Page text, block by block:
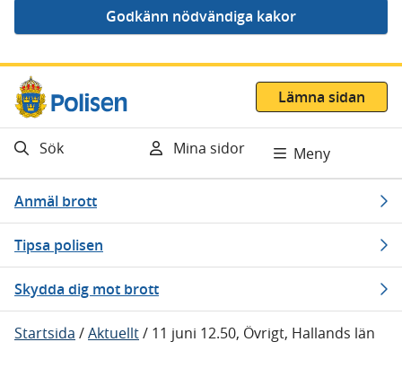
Gå direkt till innehåll
Lämna sidan
Sök Mina sidor Meny
Anmäl brott
Tipsa polisen
Skydda dig mot brott
Startsida /Aktuellt/ 11 juni 12.50, Övrigt, Hallands län